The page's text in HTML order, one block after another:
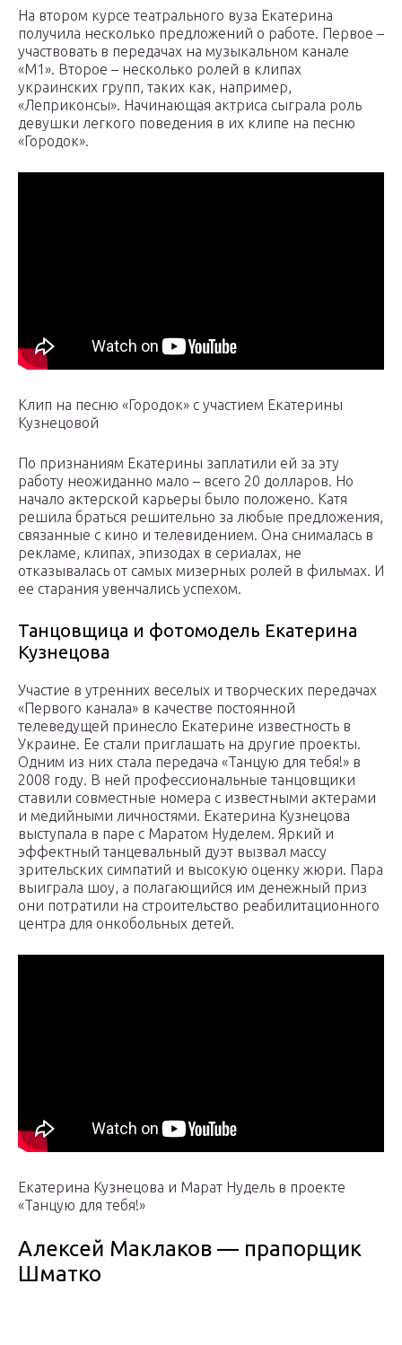
На втором курсе театрального вуза Екатерина
получила несколько предложений о работе. Первое –
участвовать в передачах на музыкальном канале
«М1». Второе – несколько ролей в клипах
украинских групп, таких как, например,
«Леприконсы». Начинающая актриса сыграла роль
девушки легкого поведения в их клипе на песню
«Городок».
Клип на песню «Городок» с участием Екатерины
Кузнецовой
По признаниям Екатерины заплатили ей за эту
работу неожиданно мало – всего 20 долларов. Но
начало актерской карьеры было положено. Катя
решила браться решительно за любые предложения,
связанные с кино и телевидением. Она снималась в
рекламе, клипах, эпизодах в сериалах, не
отказывалась от самых мизерных ролей в фильмах. И
ее старания увенчались успехом.
Танцовщица и фотомодель Екатерина
Кузнецова
Участие в утренних веселых и творческих передачах
«Первого канала» в качестве постоянной
телеведущей принесло Екатерине известность в
Украине. Ее стали приглашать на другие проекты.
Одним из них стала передача «Танцую для тебя!» в
2008 году. В ней профессиональные танцовщики
ставили совместные номера с известными актерами
и медийными личностями. Екатерина Кузнецова
выступала в паре с Маратом Нуделем. Яркий и
эффектный танцевальный дуэт вызвал массу
зрительских симпатий и высокую оценку жюри. Пара
выиграла шоу, а полагающийся им денежный приз
они потратили на строительство реабилитационного
центра для онкобольных детей.
Екатерина Кузнецова и Марат Нудель в проекте
«Танцую для тебя!»
Алексей Маклаков — прапорщик
Шматко